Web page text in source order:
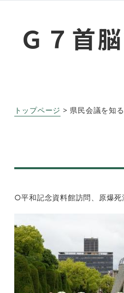
Ｇ７首
トップページ > 県民会議を知
○平和記念資料館訪問、原爆